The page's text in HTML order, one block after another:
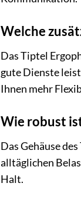
Welche
Das Tiptel
gute Dienste
Ihnen mehr
Wie robust
Das Gehäuse
alltäglichen
Halt.